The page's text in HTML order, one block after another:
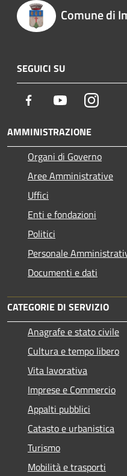
Comune di
SEGUICI SU
Facebook Youtube
AMMINISTRAZIONE
Organi di Governo
Aree Amministrative
Uffici
Enti e fondazioni
Politici
Personale
Documenti e dati
CATEGORIE DI SERVIZIO
Anagrafe e stato civile
Cultura e tempo libero
Vita lavorativa
Imprese e Commercio
Appalti pubblici
Catasto e urbanistica
Turismo
Mobilità e trasporti